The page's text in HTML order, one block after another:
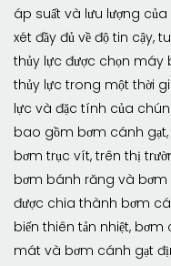
áp suất và lưu lượng
xét đầy đủ về độ tin cậy,
thủy lực được chọn máy
thủy lực trong một thời
lực và đặc tính của
bao gồm bơm cánh
bơm trục vít, trên thị
bơm bánh răng và
được chia thành bơm
biến thiên tản nhiệt,
mát và bơm cánh gạt